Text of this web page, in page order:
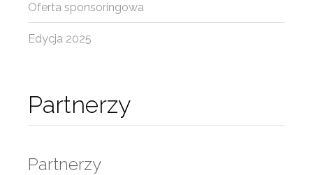
Partnerzy
Partnerzy
Oferta sponsoringowa
Edycja 2025